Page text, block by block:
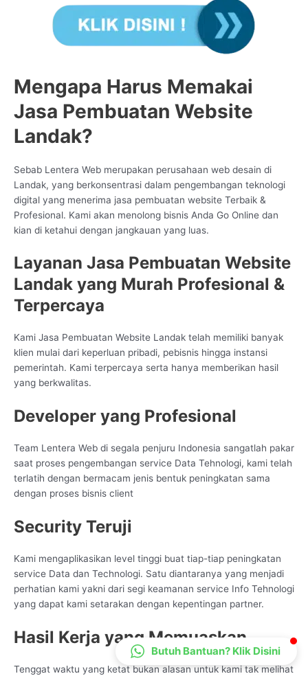
Mengapa Harus Memakai
Jasa Pembuatan Website
Landak?
Sebab Lentera Web merupakan perusahaan web desain di
Landak, yang berkonsentrasi dalam pengembangan teknologi
digital yang menerima jasa pembuatan website Terbaik &
Profesional. Kami akan menolong bisnis Anda Go Online dan
kian di ketahui dengan jangkauan yang luas.
Layanan Jasa Pembuatan Website
Landak yang Murah Profesional &
Terpercaya
Kami Jasa Pembuatan Website Landak telah memiliki banyak
klien mulai dari keperluan pribadi, pebisnis hingga instansi
pemerintah. Kami terpercaya serta hanya memberikan hasil
yang berkwalitas.
Developer yang Profesional
Team Lentera Web di segala penjuru Indonesia sangatlah pakar
saat proses pengembangan service Data Tehnologi, kami telah
terlatih dengan bermacam jenis bentuk peningkatan sama
dengan proses bisnis client
Security Teruji
Kami mengaplikasikan level tinggi buat tiap-tiap peningkatan
service Data dan Technologi. Satu diantaranya yang menjadi
perhatian kami yakni dari segi keamanan service Info Tehnologi
yang dapat kami setarakan dengan kepentingan partner.
Hasil Kerja yang Memuaskan
Tenggat waktu yang ketat bukan alasan untuk kami tak melihat
Butuh Bantuan? Klik Disini